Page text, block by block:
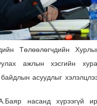
Төлөөлөгчдийн
ажлын хэсгийн
асуудлыг
насанд хүрээгүй